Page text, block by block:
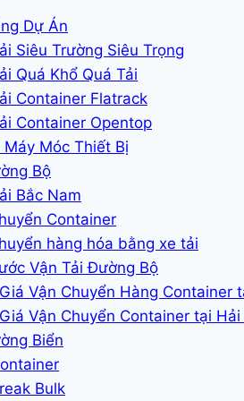
Dự Án
Siêu Trường Siêu Trọng
Quá Khổ Quá Tải
Container Flatrack
Container Opentop
Máy Móc Thiết Bị
Bộ
Bắc Nam
Container
hàng hóa bằng xe tải
Vận Tải Đường Bộ
Vận Chuyển Hàng Container
Vận Chuyển Container tại Hải
Biển
Bulk